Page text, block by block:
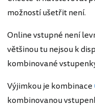
možností ušetřit není.
Online vstupné není
většinou tu nejsou k
kombinované
Výjimkou je kombinace
kombinovanou